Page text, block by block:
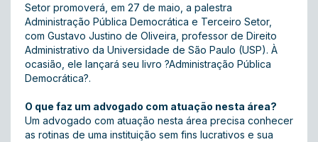
Setor promoverá, em 27 de maio, a palestra
Administração Pública Democrática e Terceiro Setor,
com Gustavo Justino de Oliveira, professor de Direito
Administrativo da Universidade de São Paulo (USP). À
ocasião, ele lançará seu livro ?Administração Pública
Democrática?.
O que faz um advogado com atuação nesta área?
Um advogado com atuação nesta área precisa conhecer
as rotinas de uma instituição sem fins lucrativos e sua